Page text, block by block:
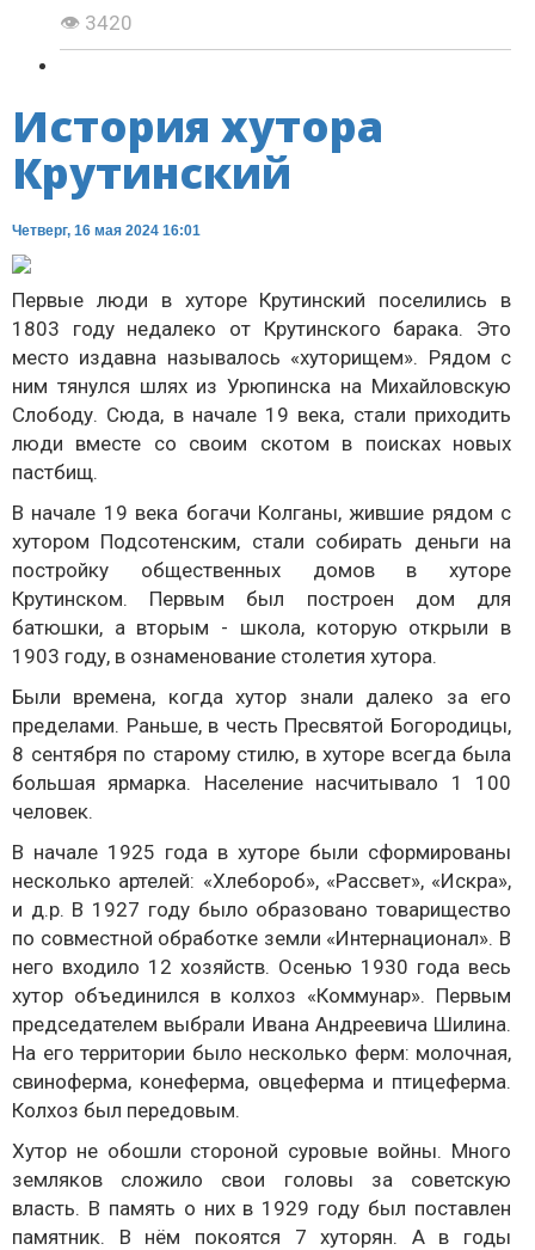
👁 3420
История хутора
Крутинский
Четверг, 16 мая 2024 16:01
Первые люди в хуторе Крутинский поселились в
1803 году недалеко от Крутинского барака. Это
место издавна называлось «хуторищем». Рядом с
ним тянулся шлях из Урюпинска на Михайловскую
Слободу. Сюда, в начале 19 века, стали приходить
люди вместе со своим скотом в поисках новых
пастбищ.
В начале 19 века богачи Колганы, жившие рядом с
хутором Подсотенским, стали собирать деньги на
постройку общественных домов в хуторе
Крутинском. Первым был построен дом для
батюшки, а вторым - школа, которую открыли в
1903 году, в ознаменование столетия хутора.
Были времена, когда хутор знали далеко за его
пределами. Раньше, в честь Пресвятой Богородицы,
8 сентября по старому стилю, в хуторе всегда была
большая ярмарка. Население насчитывало 1 100
человек.
В начале 1925 года в хуторе были сформированы
несколько артелей: «Хлебороб», «Рассвет», «Искра»,
и д.р. В 1927 году было образовано товарищество
по совместной обработке земли «Интернационал». В
него входило 12 хозяйств. Осенью 1930 года весь
хутор объединился в колхоз «Коммунар». Первым
председателем выбрали Ивана Андреевича Шилина.
На его территории было несколько ферм: молочная,
свиноферма, конеферма, овцеферма и птицеферма.
Колхоз был передовым.
Хутор не обошли стороной суровые войны. Много
земляков сложило свои головы за советскую
власть. В память о них в 1929 году был поставлен
памятник. В нём покоятся 7 хуторян. А в годы